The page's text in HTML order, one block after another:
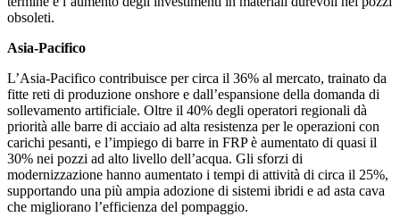
obsoleti.
Asia-Pacifico
L’Asia-Pacifico contribuisce per circa il 36% al mercato, trainato da
fitte reti di produzione onshore e dall’espansione della domanda di
sollevamento artificiale. Oltre il 40% degli operatori regionali dà
priorità alle barre di acciaio ad alta resistenza per le operazioni con
carichi pesanti, e l’impiego di barre in FRP è aumentato di quasi il
30% nei pozzi ad alto livello dell’acqua. Gli sforzi di
modernizzazione hanno aumentato i tempi di attività di circa il 25%,
supportando una più ampia adozione di sistemi ibridi e ad asta cava
che migliorano l’efficienza del pompaggio.